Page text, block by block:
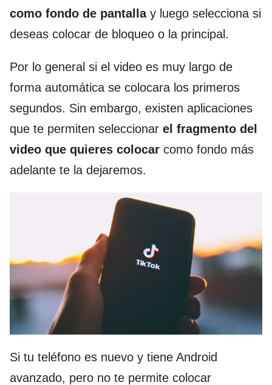
como fondo de pantalla y luego selecciona si
deseas colocar de bloqueo o la principal.
Por lo general si el video es muy largo de
forma automática se colocara los primeros
segundos. Sin embargo, existen aplicaciones
que te permiten seleccionar el fragmento del
video que quieres colocar como fondo más
adelante te la dejaremos.
Si tu teléfono es nuevo y tiene Android
avanzado, pero no te permite colocar